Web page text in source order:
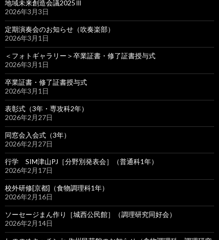
地域未来創造会議2025Ⅲ
2026年3月3日
定期演奏会のお知らせ（吹奏楽部）
2026年3月1日
＜フォトギャラリー＞卒業証書・修了証書授与式
2026年3月1日
卒業証書・修了証書授与式
2026年3月1日
表彰式（3年・専攻科2年）
2026年2月27日
同窓会入会式（3年）
2026年2月27日
行学 SIM津山PJ［分野別発表会］（普通科1年）
2026年2月17日
校外研修[京都]（食物調理科1年）
2026年2月16日
ソーセージまん作り［城西公民館］（調理研究同好会）
2026年2月14日